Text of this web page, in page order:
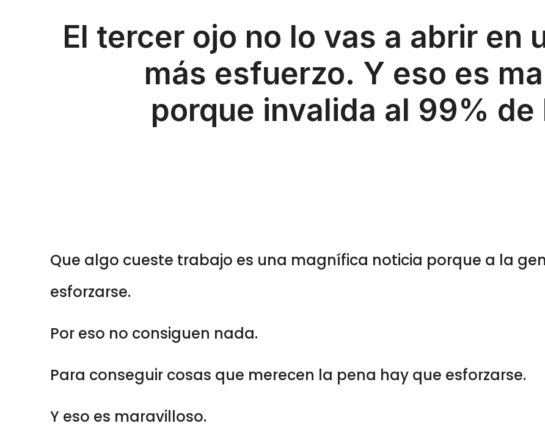
El tercer ojo no lo vas a abrir en
más esfuerzo. Y eso es maravilloso,
porque invalida al 99% de
Que algo cueste trabajo es una magnífica noticia porque a la
esforzarse.
Por eso no consiguen nada.
Para conseguir cosas que merecen la pena hay que esforzarse.
Y eso es maravilloso.